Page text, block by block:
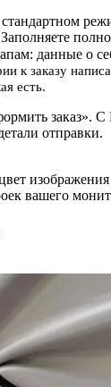
данные о
к заказу
есть.
заказ». С
отправки.
вашего